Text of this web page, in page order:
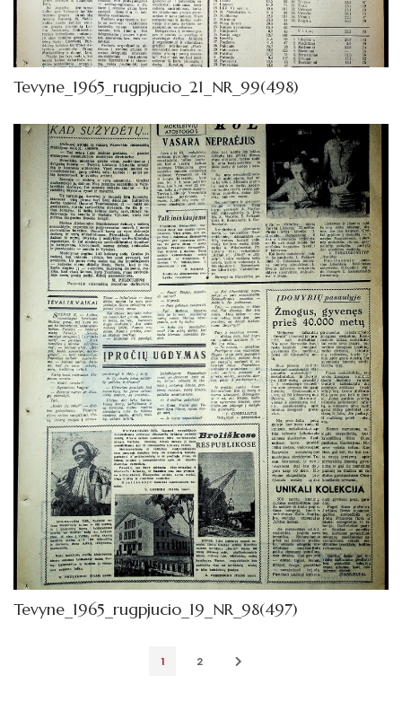
Tevyne_1965_rugpjucio_21_NR_99(498)
Tevyne_1965_rugpjucio_19_NR_98(497)
1 2